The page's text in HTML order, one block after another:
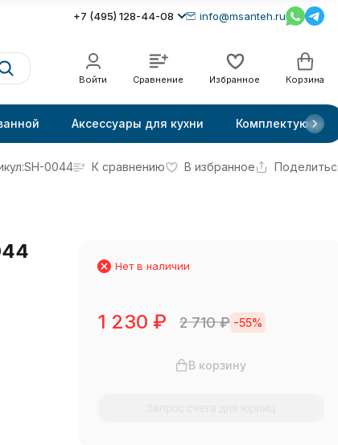
+7 (495) 128-44-08 info@msanteh.ru
Войти Сравнение Избранное Корзина
Аксессуары для кухни Комплектующие
SH-0044 К сравнению В избранное
Нет в наличии
1 230 ₽ 2 710₽ -55%
В корзину